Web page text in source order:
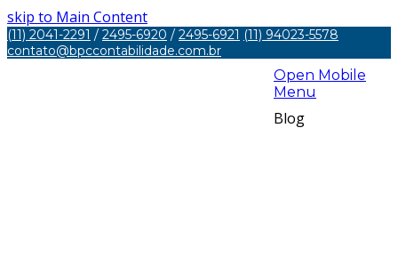
skip to Main Content
(11) 2041-2291 / 2495-6920 / 2495-6921 (11) 94023-5578
contato@bpccontabilidade.com.br
Open Mobile
Menu
Blog